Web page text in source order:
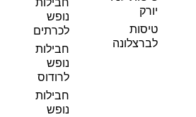
יורק
טיסות
לברצלונה
נופש
לכרתים
חבילות
נופש
לרודוס
חבילות
נופש